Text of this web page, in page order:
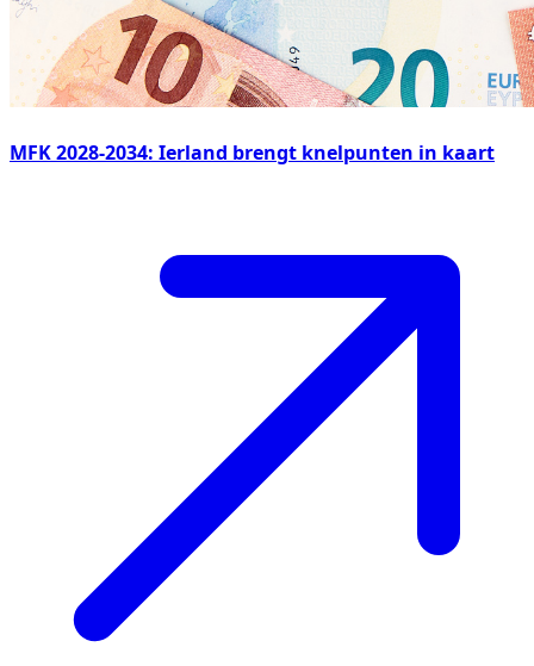
MFK 2028-2034: Ierland brengt knelpunten in kaart